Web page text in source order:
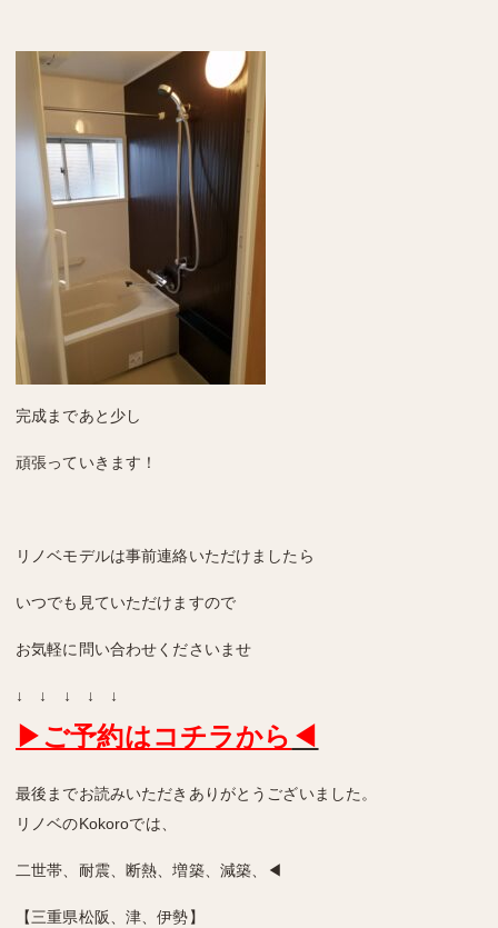
完成まであと少し
頑張っていきます！
リノベモデルは事前連絡いただけましたら
いつでも見ていただけますので
お気軽に問い合わせくださいませ
↓ ↓ ↓ ↓ ↓
▶ご予約はコチラから ◀
最後までお読みいただきありがとうございました。
リノベのKokoroでは、
二世帯、耐震、断熱、増築、減築、◀
【三重県松阪、津、伊勢】